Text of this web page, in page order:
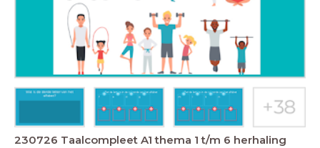
230726 Taalcompleet A1 thema 1 t/m 6 herhaling